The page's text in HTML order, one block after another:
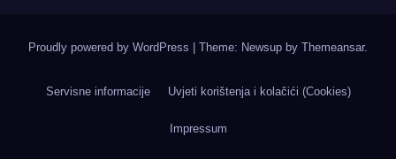
Proudly powered by WordPress | Theme: Newsup by Themeansar.
Servisne informacije Uvjeti korištenja i kolačići (Cookies)
Impressum